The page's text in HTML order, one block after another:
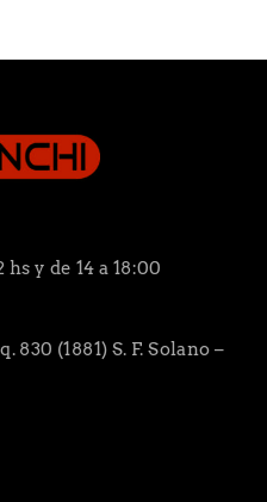
y de 14 a 18:00
830 (1881) S. F. Solano –